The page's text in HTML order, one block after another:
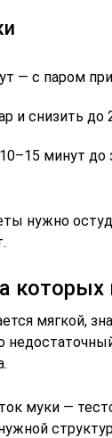
— с паром
и снизить до
минут до
нужно
которых
мягкой,
муки —